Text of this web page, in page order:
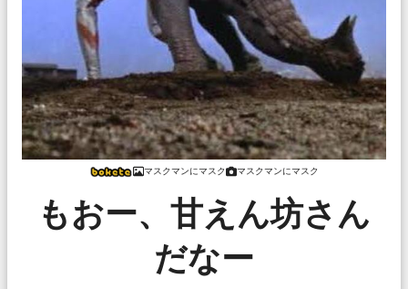
マスクマンにマスク マスクマンにマスク
もおー、甘えん坊さん
だなー